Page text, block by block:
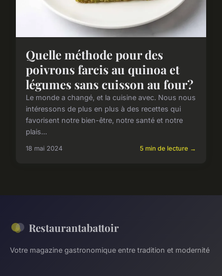
Quelle méthode pour des
poivrons farcis au quinoa et
légumes sans cuisson au four?
Le monde a changé, et la cuisine avec. Nous nous
intéressons de plus en plus à des recettes qui
favorisent notre bien-être, notre santé et notre
plais...
18 mai 2024 5 min de lecture →
Restaurantabattoir
Votre magazine gastronomique entre tradition et modernité